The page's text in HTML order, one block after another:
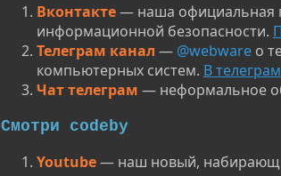
Вконтакте— наша официальная
информационной безопасности.
Телеграм канал — @webware о
компьютерных систем. В телеграм
Чат телеграм — неформальное
Смотри codeby
Youtube— наш новый,